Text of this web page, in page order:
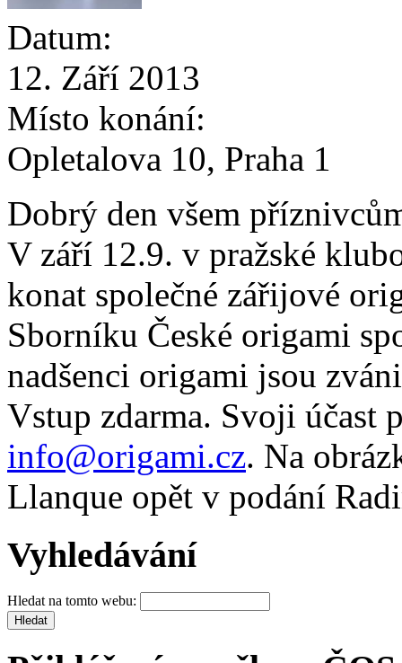
Datum:
12. Září 2013
Místo konání:
Opletalova 10, Praha 1
Dobrý den všem
V září 12.9. v pražské
konat společné zářijové
Sborníku České origami
nadšenci origami jsou
Vstup zdarma. Svoji účast
info@origami.cz. Na
Llanque opět v podání
Vyhledávání
Hledat na tomto webu: